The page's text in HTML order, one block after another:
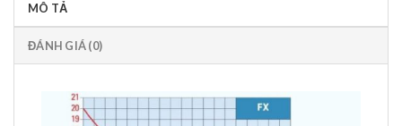
MÔ TẢ
ĐÁNH GIÁ (0)